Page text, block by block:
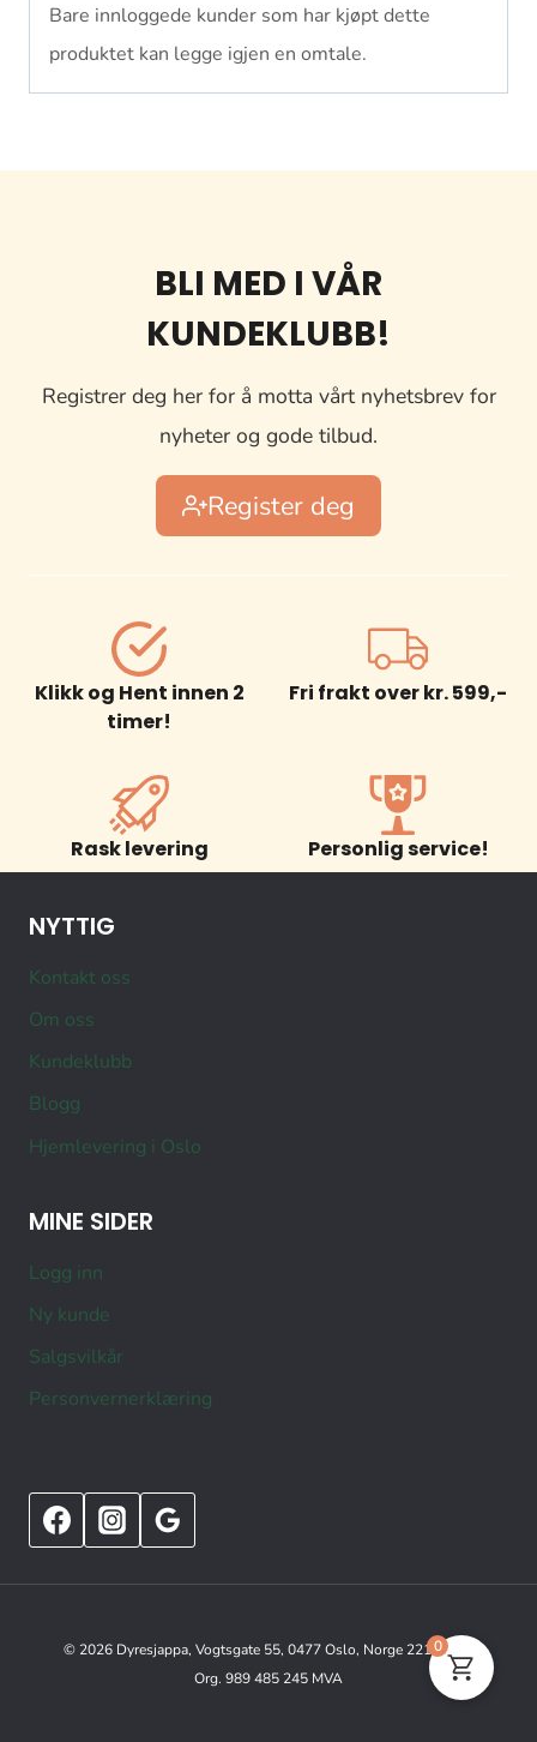
Bare innloggede kunder som har kjøpt dette
produktet kan legge igjen en omtale.
BLI MED I VÅR
KUNDEKLUBB!
Registrer deg her for å motta vårt nyhetsbrev for
nyheter og gode tilbud.
Register deg
Klikk og Hent innen 2
timer!
Fri frakt over kr. 599,-
Rask levering Personlig service!
NYTTIG
Kontakt oss
Om oss
Kundeklubb
Blogg
Hjemlevering i Oslo
MINE SIDER
Logg inn
Ny kunde
Salgsvilkår
Personvernerklæring
© 2026 Dyresjappa, Vogtsgate 55, 0477 Oslo, Norge 22151515
Org. 989 485 245 MVA
0